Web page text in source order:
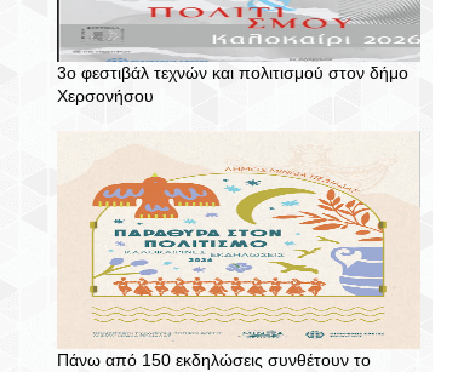
3ο φεστιβάλ τεχνών και πολιτισμού στον δήμο
Χερσονήσου
Πάνω από 150 εκδηλώσεις συνθέτουν το